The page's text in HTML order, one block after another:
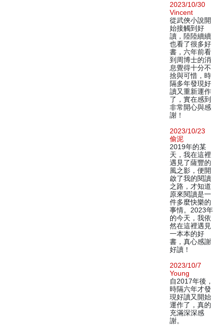
2023/10/30
Vincent
從武俠小說開
始接觸到好
讀，陸陸續續
也看了很多好
書，六年前看
到周博士的消
息覺得十分不
捨與可惜，時
隔多年發現好
讀又重新運作
了，實在感到
非常開心與感
謝！
2023/10/23
偷泥
2019年的某
天，我在這裡
遇見了薩豐的
風之影，便開
啟了我的閱讀
之路，才知道
原來閱讀是一
件多麼快樂的
事情。2023年
的今天，我依
然在這裡遇見
一本本的好
書，真心感謝
好讀！
2023/10/7
Young
自2017年後，
時隔六年才發
現好讀又開始
運作了，真的
充滿深深感
謝。